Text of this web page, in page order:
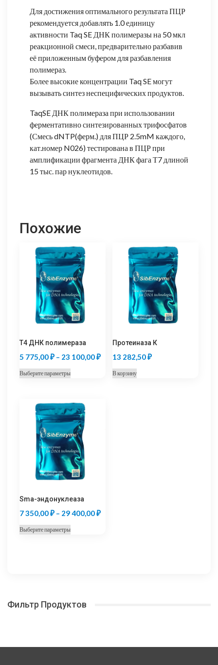
Для достижения оптимального результата ПЦР
рекомендуется добавлять 1.0 единицу
активности Taq SE ДНК полимеразы на 50 мкл
реакционной смеси, предварительно разбавив
её приложенным буфером для разбавления
полимераз.
Более высокие концентрации Taq SE могут
вызывать синтез неспецифических продуктов.
TaqSE ДНК полимераза при использовании
ферментативно синтезированных трифосфатов
(Смесь dNTP(ферм.) для ПЦР 2.5mM каждого,
кат.номер N026) тестирована в ПЦР при
амплификации фрагмента ДНК фага Т7 длиной
15 тыс. пар нуклеотидов.
Похожие
T4 ДНК полимераза
5 775,00₽ – 23 100,00₽Диапазон
цен:
Выберите параметрыЭтот
несколько
вариаций.
Опции
можно
выбрать
на
странице
Протеиназа К
13 282,50₽
В корзину
Sma-эндонуклеаза
7 350,00₽ – 29 400,00₽Диапазон
Выберите параметрыЭтот
выбрать
Фильтр Продуктов